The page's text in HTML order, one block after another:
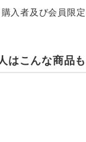
入者及び会員限
はこんな商品